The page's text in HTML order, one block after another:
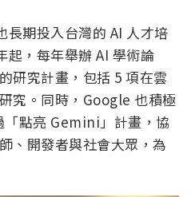
期投入台灣的 AI 人才培
起，每年舉辦 AI 學術論
研究計畫，包括 5 項在雲
究。同時，Google 也積極
點亮 Gemini」計畫，協
、開發者與社會大眾，為